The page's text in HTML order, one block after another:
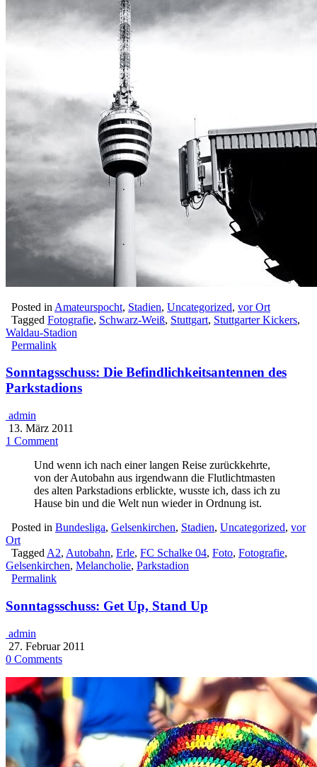
Posted in Amateurspocht, Stadien, Uncategorized, vor Ort
Tagged Fotografie, Schwarz-Weiß, Stuttgart, Stuttgarter Kickers,
Waldau-Stadion
Permalink
Sonntagsschuss: Die Befindlichkeitsantennen des
Parkstadions
admin
13. März 2011
1 Comment
Und wenn ich nach einer langen Reise zurückkehrte,
von der Autobahn aus irgendwann die Flutlichtmasten
des alten Parkstadions erblickte, wusste ich, dass ich zu
Hause bin und die Welt nun wieder in Ordnung ist.
Posted in Bundesliga, Gelsenkirchen, Stadien, Uncategorized, vor
Ort
Tagged A2, Autobahn, Erle, FC Schalke 04, Foto, Fotografie,
Gelsenkirchen, Melancholie, Parkstadion
Permalink
Sonntagsschuss: Get Up, Stand Up
admin
27. Februar 2011
0 Comments